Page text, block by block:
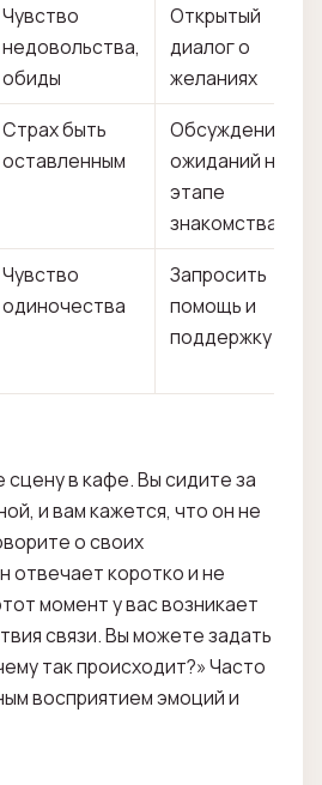
Чувство
недовольства,
обиды
Открытый
диалог о
желаниях
Страх быть
оставленным
Обсуждение
ожиданий на
этапе
знакомства
Чувство
одиночества
Запросить
помощь и
поддержку
в кафе. Вы сидите за
и вам кажется, что он не
о своих
отвечает коротко и не
момент у вас возникает
связи. Вы можете задать
так происходит?» Часто
восприятием эмоций и